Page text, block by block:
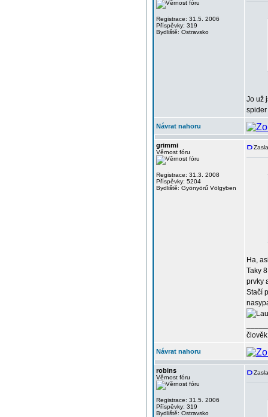
Registrace: 31.5. 2006
Příspěvky: 319
Bydliště: Ostravsko
Jo už
spider
Návrat nahoru
grimmi
Věrnost fóru
Registrace: 31.3. 2008
Příspěvky: 5204
Bydliště: Gyönyörű Völgyben
Ha,
Taky
prvky
Stačí
Návrat nahoru
robins
Věrnost fóru
Registrace: 31.5. 2006
Příspěvky: 319
Bydliště: Ostravsko